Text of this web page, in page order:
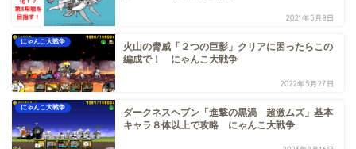
2021年5月8日
にゃんこ大戦争
火山の脅威「２つの巨影」クリアに困ったらこの
編成で！ にゃんこ大戦争
2022年5月27日
にゃんこ大戦争
ダークネスヘブン「進撃の黒渦 超激ムズ」基本
キャラ８体以上で攻略 にゃんこ大戦争